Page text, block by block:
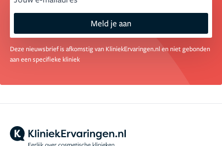
Meld je aan
Deze nieuwsbrief is afkomstig van KliniekErvaringen.nl en niet gebonden
aan een specifieke kliniek